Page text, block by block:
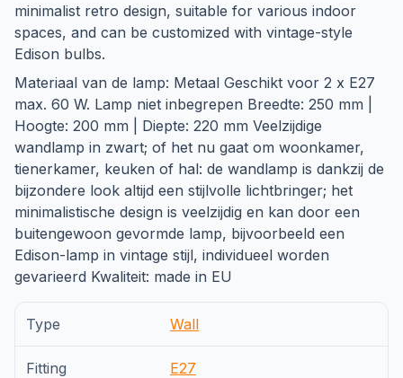
minimalist retro design, suitable for various indoor
spaces, and can be customized with vintage-style
Edison bulbs.
Materiaal van de lamp: Metaal Geschikt voor 2 x E27
max. 60 W. Lamp niet inbegrepen Breedte: 250 mm |
Hoogte: 200 mm | Diepte: 220 mm Veelzijdige
wandlamp in zwart; of het nu gaat om woonkamer,
tienerkamer, keuken of hal: de wandlamp is dankzij de
bijzondere look altijd een stijlvolle lichtbringer; het
minimalistische design is veelzijdig en kan door een
buitengewoon gevormde lamp, bijvoorbeeld een
Edison-lamp in vintage stijl, individueel worden
gevarieerd Kwaliteit: made in EU
Type Wall
Fitting E27